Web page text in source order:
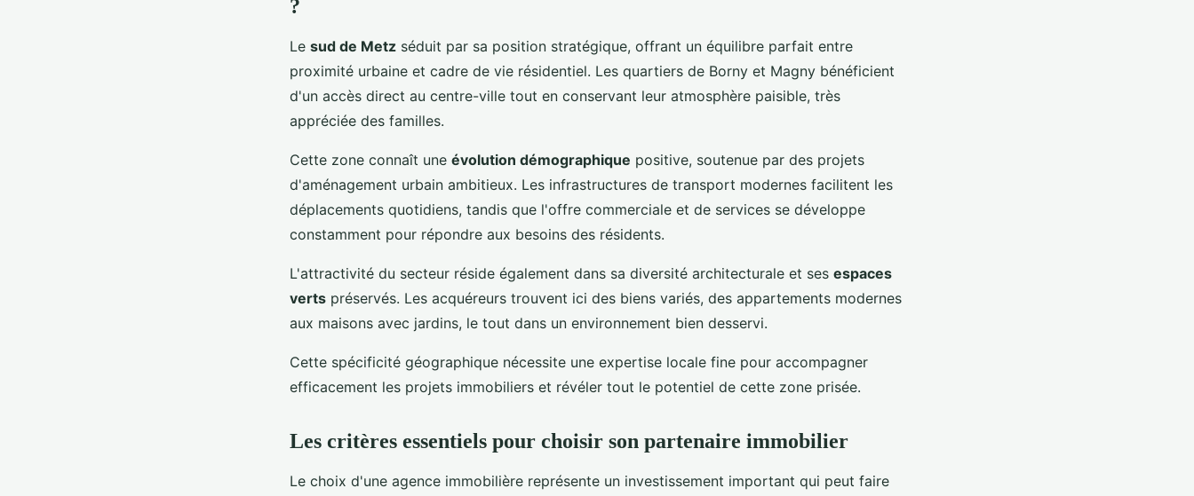
?
Le sud de Metz séduit par sa position stratégique, offrant un équilibre parfait entre
proximité urbaine et cadre de vie résidentiel. Les quartiers de Borny et Magny bénéficient
d'un accès direct au centre-ville tout en conservant leur atmosphère paisible, très
appréciée des familles.
Cette zone connaît une évolution démographique positive, soutenue par des projets
d'aménagement urbain ambitieux. Les infrastructures de transport modernes facilitent les
déplacements quotidiens, tandis que l'offre commerciale et de services se développe
constamment pour répondre aux besoins des résidents.
L'attractivité du secteur réside également dans sa diversité architecturale et ses espaces
verts préservés. Les acquéreurs trouvent ici des biens variés, des appartements modernes
aux maisons avec jardins, le tout dans un environnement bien desservi.
Cette spécificité géographique nécessite une expertise locale fine pour accompagner
efficacement les projets immobiliers et révéler tout le potentiel de cette zone prisée.
Les critères essentiels pour choisir son partenaire immobilier
Le choix d'une agence immobilière représente un investissement important qui peut faire